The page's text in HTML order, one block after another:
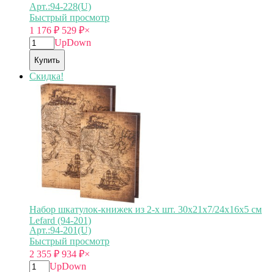
Арт.:94-228(U)
Быстрый просмотр
1 176 ₽ 529 ₽×
UpDown
Купить
Скидка!
Набор шкатулок-книжек из 2-х шт. 30х21х7/24х16х5 см
Lefard (94-201)
Арт.:94-201(U)
Быстрый просмотр
2 355 ₽ 934 ₽×
UpDown